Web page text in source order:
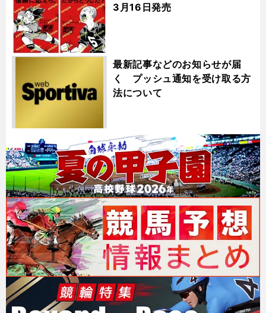
3月16日発売
最新記事などのお知らせが届
く プッシュ通知を受け取る方
法について